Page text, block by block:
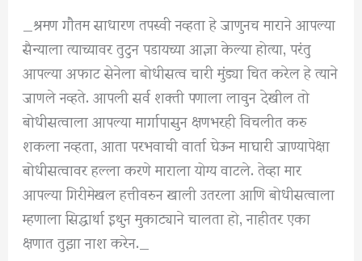
_श्रमण गौतम साधारण तपस्वी नव्हता हे जाणुनच माराने आपल्या
सैन्याला त्याच्यावर तुटुन पडायच्या आज्ञा केल्या होत्या, परंतु
आपल्या अफाट सेनेला बोधीसत्व चारी मुंड्या चित करेल हे त्याने
जाणले नव्हते. आपली सर्व शक्ती पणाला लावुन देखील तो
बोधीसत्वाला आपल्या मार्गापासुन क्षणभरही विचलीत करु
शकला नव्हता, आता परभवाची वार्ता घेऊन माघारी जाण्यापेक्षा
बोधीसत्वावर हल्ला करणे माराला योग्य वाटले. तेव्हा मार
आपल्या गिरीमेखल हत्तीवरुन खाली उतरला आणि बोधीसत्वाला
म्हणाला सिद्धार्था इथुन मुकाट्याने चालता हो, नाहीतर एका
क्षणात तुझा नाश करेन._